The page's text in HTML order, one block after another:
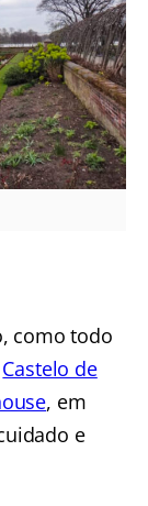
como todo
Castelo de
, em
e